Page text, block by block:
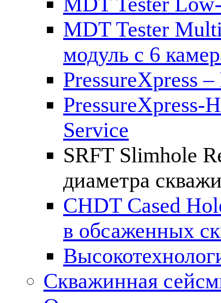
MDT Tester
модуль с 6
PressureXpress
PressureXpress-
Service
SRFT Slimhole
диаметра
CHDT Cased
в обсаженных
Скважинная